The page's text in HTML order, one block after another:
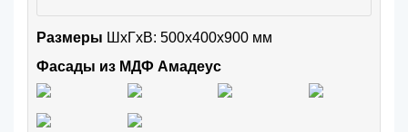
Размеры ШxГхВ: 500x400x900 мм
Фасады из МДФ Амадеус